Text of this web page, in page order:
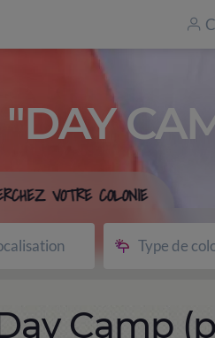
VOTRE COLONIE
Type de
Camp